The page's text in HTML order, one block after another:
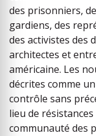
des prisonniers,
gardiens, des
des activistes des
architectes et
américaine. Les
décrites comme
contrôle sans
lieu de
communauté des